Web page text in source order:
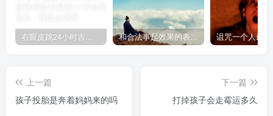
右眼皮跳24小时吉凶预兆 和合法事起效果的表现，出现这些就要留意了
上一篇
孩子投胎是奔着妈妈来的吗
下一篇
打掉孩子会走霉运多久